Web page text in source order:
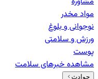
مواد مخدر
نوجوانی و بلوغ
ورزش و سلامتی
پوست
مشاهده خبرهایسلامت
حوادث